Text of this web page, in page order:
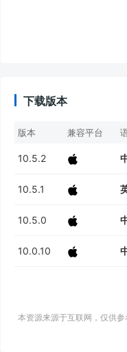
下载版本
版本 兼容平台
10.5.2
10.5.1
10.5.0
10.0.10
本资源来源于互联网，仅供